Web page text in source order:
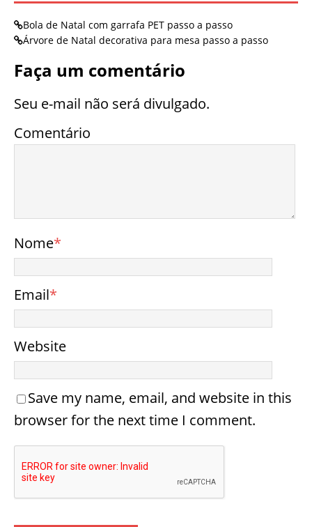
Bola de Natal com garrafa PET passo a passo
Árvore de Natal decorativa para mesa passo a passo
Faça um comentário
Seu e-mail não será divulgado.
Comentário
Nome*
Email*
Website
Save my name, email, and website in this
browser for the next time I comment.